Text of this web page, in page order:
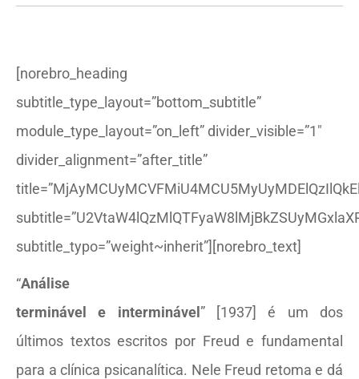
[norebro_heading
subtitle_type_layout=”bottom_subtitle”
module_type_layout=”on_left” divider_visible=”1″
divider_alignment=”after_title”
subtitle_typo=”weight~inherit”][norebro_text]
“Análise
terminável e interminável” [1937] é um dos
últimos textos escritos por Freud e fundamental
para a clínica psicanalítica. Nele Freud retoma e dá